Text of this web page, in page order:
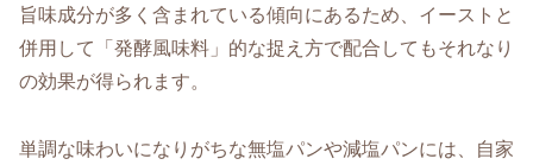
旨味成分が多く含まれている傾向にあるため、イーストと
併用して「発酵風味料」的な捉え方で配合してもそれなり
の効果が得られます。
単調な味わいになりがちな無塩パンや減塩パンには、自家